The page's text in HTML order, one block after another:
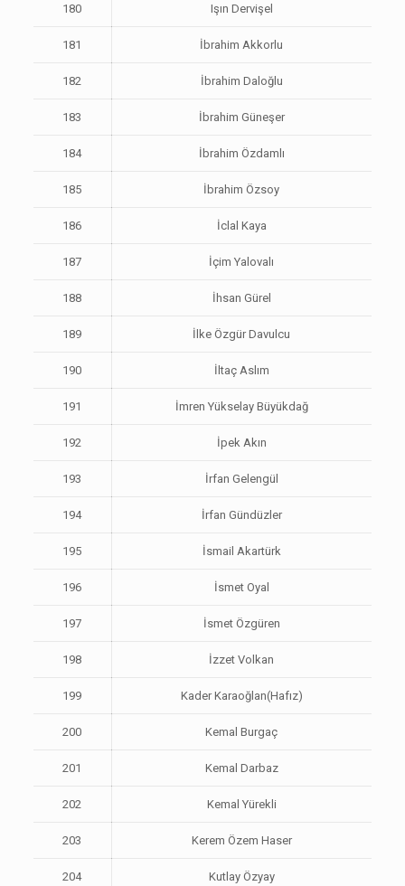
180 Işın Dervişel
181 İbrahim Akkorlu
182 İbrahim Daloğlu
183 İbrahim Güneşer
184 İbrahim Özdamlı
185 İbrahim Özsoy
186 İclal Kaya
187 İçim Yalovalı
188 İhsan Gürel
189 İlke Özgür Davulcu
190 İltaç Aslım
191 İmren Yükselay Büyükdağ
192 İpek Akın
193 İrfan Gelengül
194 İrfan Gündüzler
195 İsmail Akartürk
196 İsmet Oyal
197 İsmet Özgüren
198 İzzet Volkan
199 Kader Karaoğlan(Hafız)
200 Kemal Burgaç
201 Kemal Darbaz
202 Kemal Yürekli
203 Kerem Özem Haser
204 Kutlay Özyay